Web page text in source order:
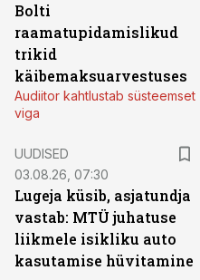
Bolti
raamatupidamislikud
trikid
käibemaksuarvestuses
Audiitor kahtlustab süsteemset
viga
UUDISED
03.08.26, 07:30
Lugeja küsib, asjatundja
vastab: MTÜ juhatuse
liikmele isikliku auto
kasutamise hüvitamine